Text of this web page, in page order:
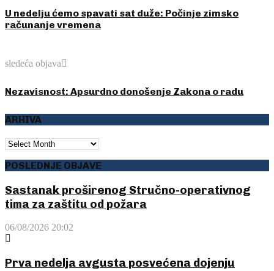
U nedelju ćemo spavati sat duže: Počinje zimsko
računanje vremena
sledeća objava
Nezavisnost: Apsurdno donošenje Zakona o radu
ARHIVA
ARHIVA
POSLEDNJE OBJAVE
Sastanak proširenog Stručno-operativnog
tima za zaštitu od požara
06/08/2026 20:02
Prva nedelja avgusta posvećena dojenju